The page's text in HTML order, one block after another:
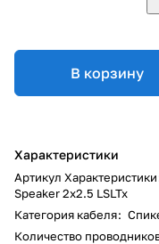
В корзину
Характеристики
Артикул Характеристики
Speaker 2x2.5 LSLTx
Категория кабеля:
Количество